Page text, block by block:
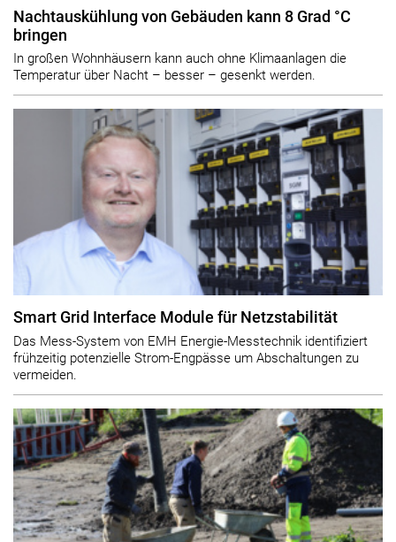
Nachtauskühlung von Gebäuden kann 8 Grad °C
bringen
In großen Wohnhäusern kann auch ohne Klimaanlagen die
Temperatur über Nacht – besser – gesenkt werden.
Smart Grid Interface Module für Netzstabilität
Das Mess-System von EMH Energie-Messtechnik identifiziert
frühzeitig potenzielle Strom-Engpässe um Abschaltungen zu
vermeiden.